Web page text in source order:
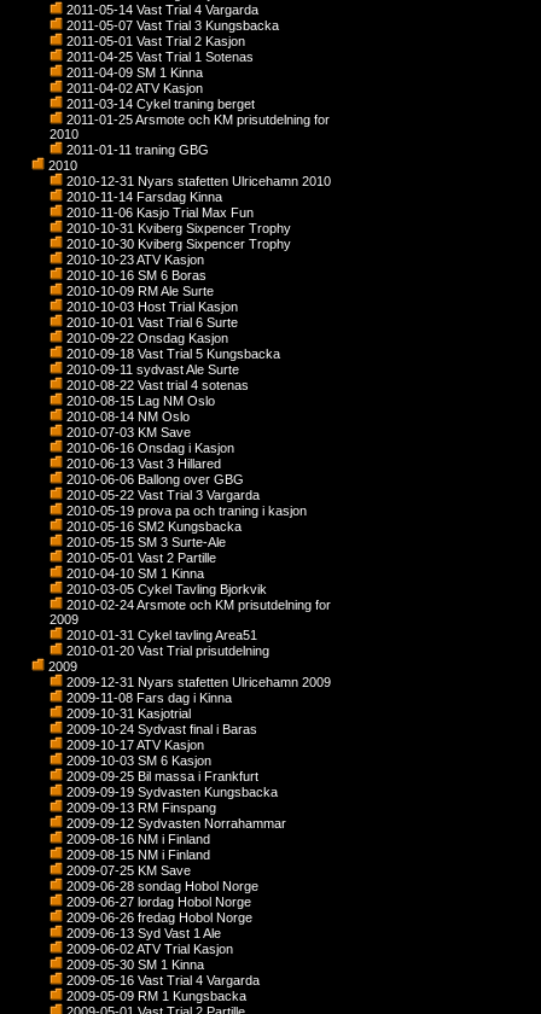
2011-05-14 Vast Trial 4 Vargarda
2011-05-07 Vast Trial 3 Kungsbacka
2011-05-01 Vast Trial 2 Kasjon
2011-04-25 Vast Trial 1 Sotenas
2011-04-09 SM 1 Kinna
2011-04-02 ATV Kasjon
2011-03-14 Cykel traning berget
2011-01-25 Arsmote och KM prisutdelning for
2010
2011-01-11 traning GBG
2010
2010-12-31 Nyars stafetten Ulricehamn 2010
2010-11-14 Farsdag Kinna
2010-11-06 Kasjo Trial Max Fun
2010-10-31 Kviberg Sixpencer Trophy
2010-10-30 Kviberg Sixpencer Trophy
2010-10-23 ATV Kasjon
2010-10-16 SM 6 Boras
2010-10-09 RM Ale Surte
2010-10-03 Host Trial Kasjon
2010-10-01 Vast Trial 6 Surte
2010-09-22 Onsdag Kasjon
2010-09-18 Vast Trial 5 Kungsbacka
2010-09-11 sydvast Ale Surte
2010-08-22 Vast trial 4 sotenas
2010-08-15 Lag NM Oslo
2010-08-14 NM Oslo
2010-07-03 KM Save
2010-06-16 Onsdag i Kasjon
2010-06-13 Vast 3 Hillared
2010-06-06 Ballong over GBG
2010-05-22 Vast Trial 3 Vargarda
2010-05-19 prova pa och traning i kasjon
2010-05-16 SM2 Kungsbacka
2010-05-15 SM 3 Surte-Ale
2010-05-01 Vast 2 Partille
2010-04-10 SM 1 Kinna
2010-03-05 Cykel Tavling Bjorkvik
2010-02-24 Arsmote och KM prisutdelning for
2009
2010-01-31 Cykel tavling Area51
2010-01-20 Vast Trial prisutdelning
2009
2009-12-31 Nyars stafetten Ulricehamn 2009
2009-11-08 Fars dag i Kinna
2009-10-31 Kasjotrial
2009-10-24 Sydvast final i Baras
2009-10-17 ATV Kasjon
2009-10-03 SM 6 Kasjon
2009-09-25 Bil massa i Frankfurt
2009-09-19 Sydvasten Kungsbacka
2009-09-13 RM Finspang
2009-09-12 Sydvasten Norrahammar
2009-08-16 NM i Finland
2009-08-15 NM i Finland
2009-07-25 KM Save
2009-06-28 sondag Hobol Norge
2009-06-27 lordag Hobol Norge
2009-06-26 fredag Hobol Norge
2009-06-13 Syd Vast 1 Ale
2009-06-02 ATV Trial Kasjon
2009-05-30 SM 1 Kinna
2009-05-16 Vast Trial 4 Vargarda
2009-05-09 RM 1 Kungsbacka